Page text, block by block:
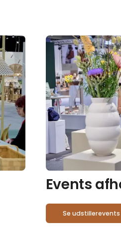
Events
Se udstillerevents